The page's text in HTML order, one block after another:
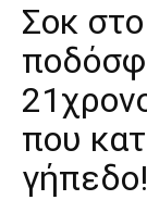
Σοκ
που
γήπεδο!